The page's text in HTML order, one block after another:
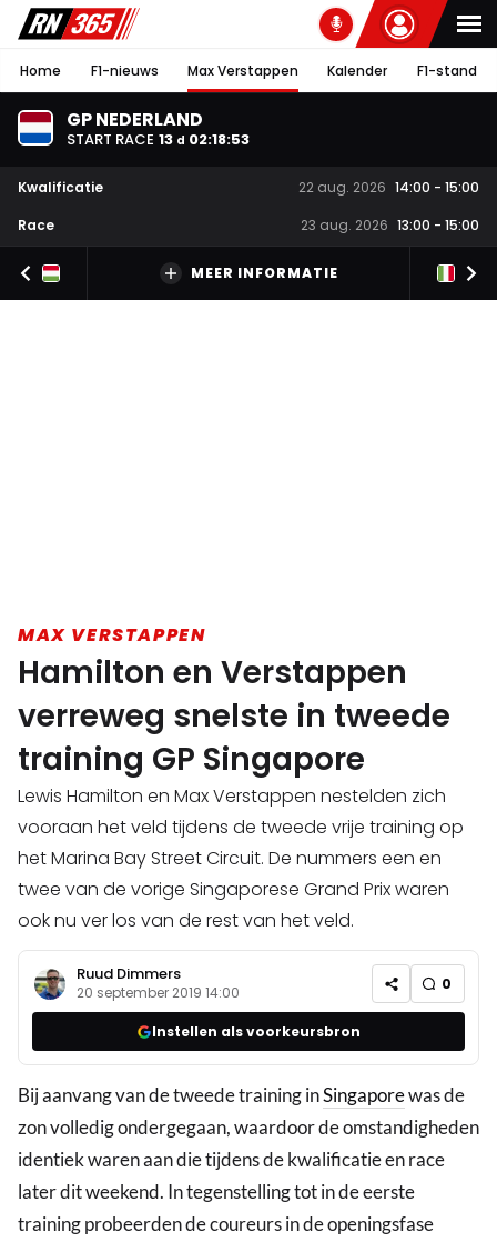
Home F1-nieuws Max Verstappen Kalender F1-stand
GP NEDERLAND
START RACE 13 d 02:18:52
Kwalificatie 22 aug. 2026 14:00 - 15:00
Race
23 aug. 2026 13:00 - 15:00
MEER INFORMATIE
MAX VERSTAPPEN
Hamilton en Verstappen
verreweg snelste in tweede
training GP Singapore
Lewis Hamilton en Max Verstappen nestelden zich
vooraan het veld tijdens de tweede vrije training op
het Marina Bay Street Circuit. De nummers een en
twee van de vorige Singaporese Grand Prix waren
ook nu ver los van de rest van het veld.
Ruud Dimmers
20 september 2019 14:00 0
Instellen als voorkeursbron
Bij aanvang van de tweede training inSingaporewas de
zon volledig ondergegaan, waardoor de omstandigheden
identiek waren aan die tijdens de kwalificatie en race
later dit weekend. In tegenstelling tot in de eerste
training probeerden de coureurs in de openingsfase